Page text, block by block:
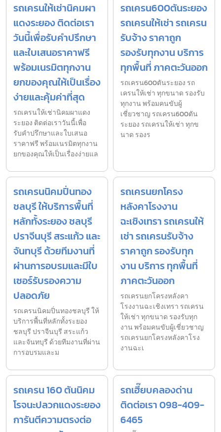
รถเครนให้เช่านิคมผา
แดงระยอง ติดต่อเรา
วันนี้เพื่อรับคำปรึกษา
และใบเสนอราคาฟรี
พร้อมเนรมิตทุกงาน
ยกของคุณให้เป็นเรื่อง
ง่ายและคุ้มค่าที่สุด
รถเครนให้เช่านิคมผาแดง
ระยอง ติดต่อเราวันนี้เพื่อ
รับคำปรึกษาและใบเสนอ
ราคาฟรี พร้อมเนรมิตทุกงาน
ยกของคุณให้เป็นเรื่องง่ายแล
รถเครน600ตันระยอง
รถเครนให้เช่า รถเครน
รับจ้าง ราคาถูก
รองรับทุกงาน บริการ
ทุกพื้นที่ ภาคตะวันออก
รถเครน600ตันระยอง รถ
เครนให้เช่า ทุกขนาด รองรับ
ทุกงาน พร้อมคนขับผู้
เชี่ยวชาญ รถเครน600ตัน
ระยอง รถเครนให้เช่า ทุกข
นาด รองร
รถเครนนิคมปิ่นทอง
ชลบุรี ให้บริการพื้นที่
หลักทั้งระยอง ชลบุรี
ปราจีนบุรี สระแก้ว และ
จันทบุรี ด้วยทีมงานที่
ผ่านการอบรมและมีใบ
เซอร์รับรองความ
ปลอดภัย
รถเครนนิคมปิ่นทองชลบุรี ให้
บริการพื้นที่หลักทั้งระยอง
ชลบุรี ปราจีนบุรี สระแก้ว
และจันทบุรี ด้วยทีมงานที่ผ่าน
การอบรมและม
รถเครนยกโครง
หลังคาโรงงาน
ฉะเชิงเทรา รถเครนให้
เช่า รถเครนรับจ้าง
ราคาถูก รองรับทุก
งาน บริการ ทุกพื้นที่
ภาคตะวันออก
รถเครนยกโครงหลังคา
โรงงานฉะเชิงเทรา รถเครน
ให้เช่า ทุกขนาด รองรับทุก
งาน พร้อมคนขับผู้เชี่ยวชาญ
รถเครนยกโครงหลังคาโรง
งานฉะเ
รถเครน 160 ตันนิคม
โรจนะปลวกแดงระยอง
การันตีความตรงต่อ
รถเฮี๊ยบคลองด่าน
ติดต่อเรา 098-409-
6465